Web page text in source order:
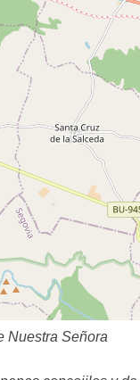
Nuestra Señora